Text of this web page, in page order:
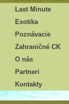
Last Minute
Exotika
Poznávacie
Zahraničné CK
O nás
Partneri
Kontakty